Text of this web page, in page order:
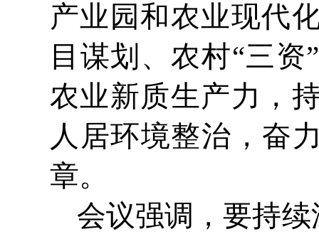
产业园和农业现代
目谋划、农村“三
农业新质生产力，
人居环境整治，奋
章。
会议强调，要持